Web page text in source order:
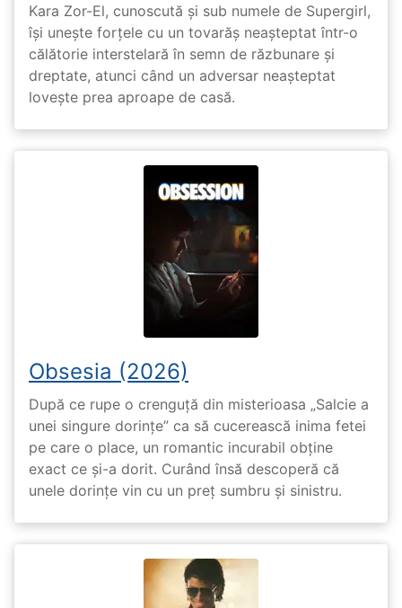
Kara Zor-El, cunoscută și sub numele de Supergirl,
își unește forțele cu un tovarăș neașteptat într-o
călătorie interstelară în semn de răzbunare și
dreptate, atunci când un adversar neașteptat
lovește prea aproape de casă.
Obsesia (2026)
După ce rupe o crenguță din misterioasa „Salcie a
unei singure dorințe” ca să cucerească inima fetei
pe care o place, un romantic incurabil obține
exact ce și-a dorit. Curând însă descoperă că
unele dorințe vin cu un preț sumbru și sinistru.